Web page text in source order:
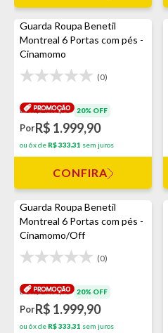
Guarda Roupa Benetil
Montreal 6 Portas com pés -
Cinamomo
(0)
De R$ 2.499,90 20% OFF
PorR$ 1.999,90
ou 6x de R$ 333,31 sem juros
CONFIRA
Guarda Roupa Benetil
Montreal 6 Portas com pés -
Cinamomo/Off
(0)
De R$ 2.499,90 20% OFF
PorR$ 1.999,90
ou 6x de R$ 333,31 sem juros